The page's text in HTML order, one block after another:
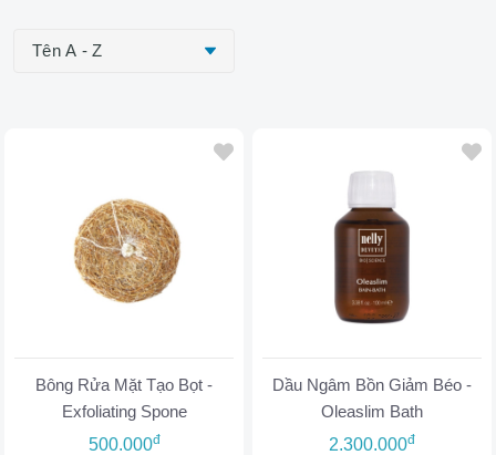
Bông Rửa Mặt Tạo Bọt -
Exfoliating Spone
500.000đ
Dầu Ngâm Bồn Giảm Béo -
Oleaslim Bath
2.300.000đ